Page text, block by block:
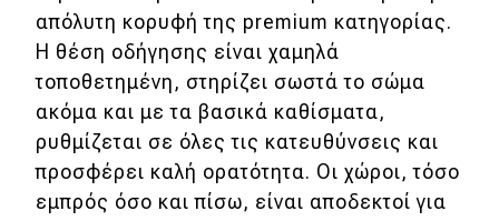
απόλυτη κορυφή της premium κατηγορίας.
Η θέση οδήγησης είναι χαμηλά
τοποθετημένη, στηρίζει σωστά το σώμα
ακόμα και με τα βασικά καθίσματα,
ρυθμίζεται σε όλες τις κατευθύνσεις και
προσφέρει καλή ορατότητα. Οι χώροι, τόσο
εμπρός όσο και πίσω, είναι αποδεκτοί για